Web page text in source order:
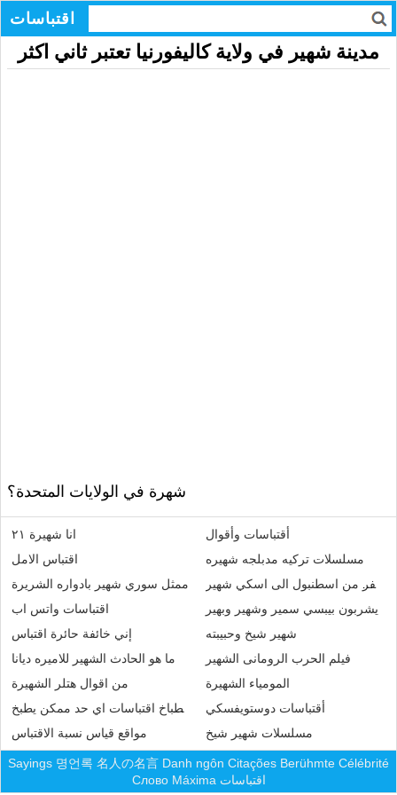
اقتباسات
مدينة شهير في ولاية كاليفورنيا تعتبر ثاني اكثر
شهرة في الولايات المتحدة؟
انا شهيرة ٢١
اقتباس الامل
ممثل سوري شهير بادواره الشريرة
اقتباسات واتس اب
إني خائفة حائرة اقتباس
ما هو الحادث الشهير للاميره ديانا
من اقوال هتلر الشهيرة
الفار الطباخ اقتباسات اي حد ممكن يطبخ
مواقع قياس نسبة الاقتباس
أقتباسات وأقوال
مسلسلات تركيه مدبلجه شهيره
السفر من اسطنبول الى اسكي شهير
يشربون بيبسي سمير وشهير وبهير
شهير شيخ وحبيبته
فيلم الحرب الرومانى الشهير
المومياء الشهيرة
أقتباسات دوستويفسكي
مسلسلات شهير شيخ
Sayings 명언록 名人の名言 Danh ngôn Citações Berühmte Célébrité
Слово Máxima اقتباسات